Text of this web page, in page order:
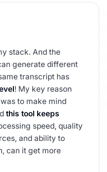
stack. And the
generate different
transcript has
! My key reason
to make mind
this tool keeps
speed, quality
and ability to
can it get more